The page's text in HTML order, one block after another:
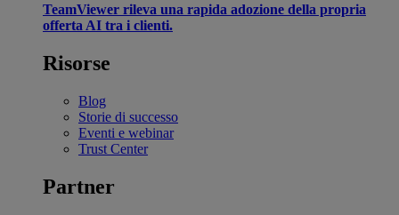
TeamViewer rileva una rapida adozione della propria
offerta AI tra i clienti.
Risorse
Blog
Storie di successo
Eventi e webinar
Trust Center
Partner